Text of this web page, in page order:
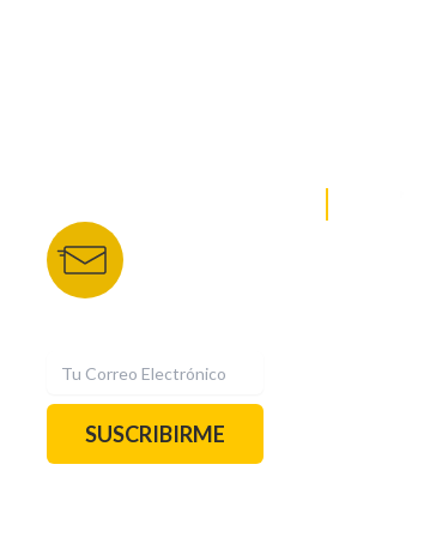
SUSCRIBIRME